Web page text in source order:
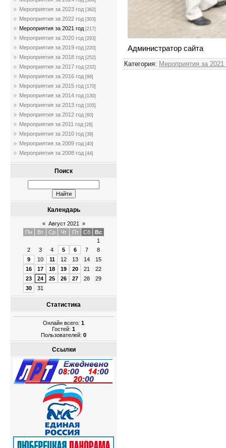
Мероприятия за 2023 год [362]
Мероприятия за 2022 год [303]
Мероприятия за 2021 год [217]
Мероприятия за 2020 год [293]
Мероприятия за 2019 год [220]
Мероприятия за 2018 год [252]
Мероприятия за 2017 год [232]
Мероприятия за 2016 год [96]
Мероприятия за 2015 год [170]
Мероприятия за 2014 год [130]
Мероприятия за 2013 год [105]
Мероприятия за 2012 год [60]
Мероприятия за 2011 год [28]
Мероприятия за 2010 год [39]
Мероприятия за 2009 год [40]
Мероприятия за 2008 год [44]
Поиск
Календарь
« Август 2021
»
Пн
Вт Ср Чт Пт Сб
Вс
1
2
3 4 5 6 7
8
9
10 11 12 13 14
15
16
17 18 19 20 21
22
23
24 25 26 27 28
29
30
31
Статистика
Онлайн всего: 1
Гостей: 1
Пользователей: 0
Ссылки
Администратор сайта
Категория: Мероприятия за 2021